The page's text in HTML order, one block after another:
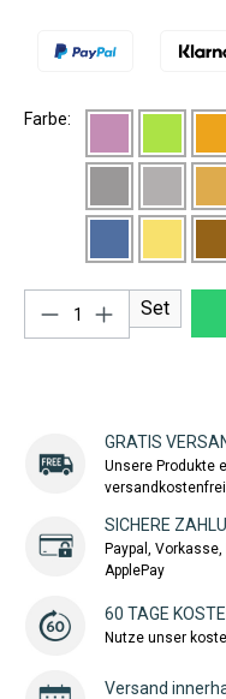
Farbe:
Produkt Anzahl:
Set
GRATIS
Unsere Produkte
versandkostenfrei
SICHERE
Paypal,
ApplePay
60 TAGE
Nutze unser
Versand